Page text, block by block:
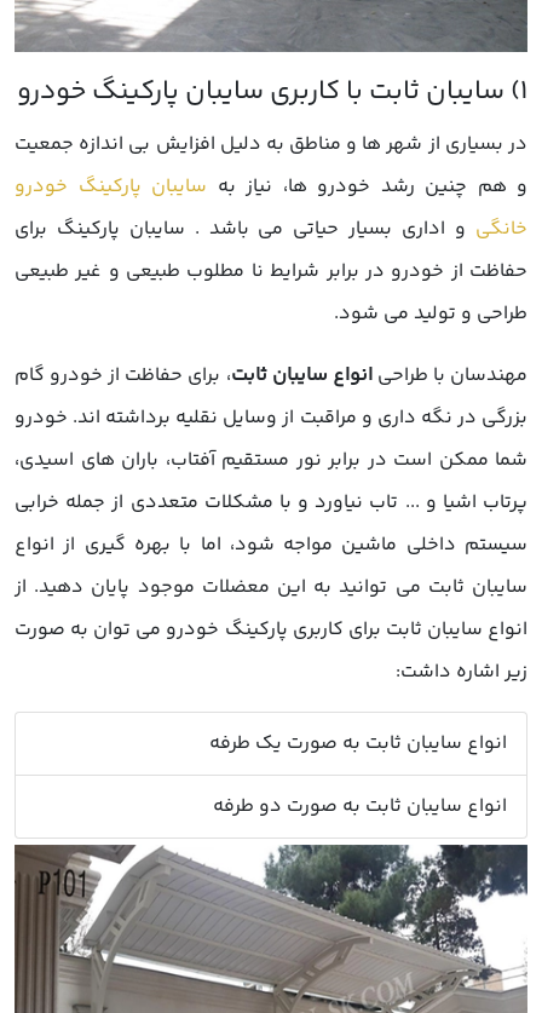
در بسیاری از شهر ها و مناطق به دلیل افزایش بی اندازه جمعیت
و هم چنین رشد خودرو ها، نیاز به سایبان پارکینگ خودرو
خانگی و اداری بسیار حیاتی می باشد . سایبان پارکینگ برای
حفاظت از خودرو در برابر شرایط نا مطلوب طبیعی و غیر طبیعی
طراحی و تولید می شود.
مهندسان با طراحیانواع سایبان ثابت، برای حفاظت از خودرو گام
بزرگی در نگه داری و مراقبت از وسایل نقلیه برداشته اند. خودرو
شما ممکن است در برابر نور مستقیم آفتاب، باران های اسیدی،
پرتاب اشیا و ... تاب نیاورد و با مشکلات متعددی از جمله خرابی
سیستم داخلی ماشین مواجه شود، اما با بهره گیری از انواع
سایبان ثابت می توانید به این معضلات موجود پایان دهید. از
انواع سایبان ثابت برای کاربری پارکینگ خودرو می توان به صورت
زیر اشاره داشت:
انواع سایبان ثابت به صورت یک طرفه
انواع سایبان ثابت به صورت دو طرفه